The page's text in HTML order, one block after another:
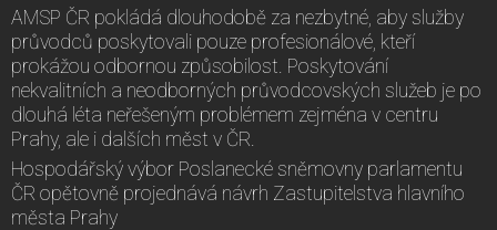
AMSP ČR pokládá dlouhodobě za nezbytné, aby služby
průvodců poskytovali pouze profesionálové, kteří
prokážou odbornou způsobilost. Poskytování
nekvalitních a neodborných průvodcovských služeb je po
dlouhá léta neřešeným problémem zejména v centru
Prahy, ale i dalších měst v ČR.
Hospodářský výbor Poslanecké sněmovny parlamentu
ČR opětovně projednává návrh Zastupitelstva hlavního
města Prahy